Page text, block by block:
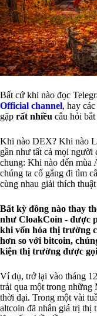
Bất cứ khi nào đọc
Official channel, hay
gặp rất nhiều câu hỏi
Khi nào DEX? Khi nào
gần như tất cả mọi người
chung: Khi nào đến mùa
chúng ta cố gắng đi tìm
cùng nhau giải thích
Bất kỳ đồng nào thay
như CloakCoin - được
khi vốn hóa thị trường
hơn so với bitcoin,
kiện thị trường được
Ví dụ, trở lại vào tháng
trải qua một trong những
thời đại. Trong một vài
altcoin đã nhân giá trị thị